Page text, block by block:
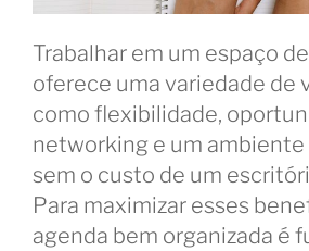
Trabalhar em um espaço
oferece uma variedade de
como flexibilidade,
networking e um
sem o custo de um
Para maximizar esses
agenda bem organizada é